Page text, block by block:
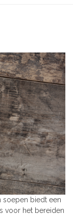
soepen biedt een
voor het bereiden